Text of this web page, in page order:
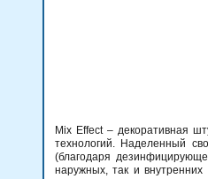
Mix Effect – декоративная
технологий. Наделенный
(благодаря
наружных, так и